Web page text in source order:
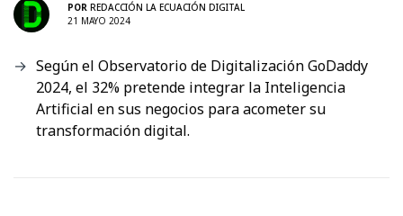
POR REDACCIÓN LA ECUACIÓN DIGITAL
21 MAYO 2024
Según el Observatorio de Digitalización GoDaddy
2024, el 32% pretende integrar la Inteligencia
Artificial en sus negocios para acometer su
transformación digital.